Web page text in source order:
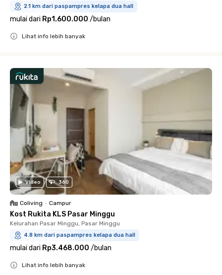
2.1 km dari paspampres kelapa dua hall
mulai dari Rp1.600.000 /bulan
Lihat info lebih banyak
Video 360
Coliving • Campur
Kost Rukita KLS Pasar Minggu
Kelurahan Pasar Minggu, Pasar Minggu
4.8 km dari paspampres kelapa dua hall
mulai dari Rp3.468.000 /bulan
Lihat info lebih banyak